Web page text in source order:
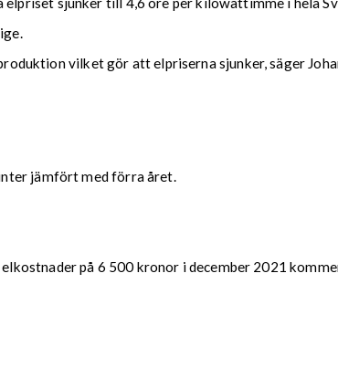
vilket gör att elpriserna sjunker, säger
jämfört med förra året.
på 6 500 kronor i december 2021